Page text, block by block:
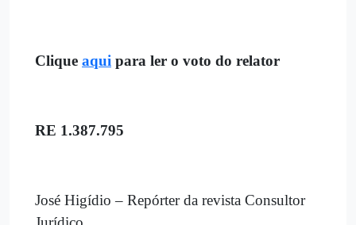
Clique aqui para ler o voto do relator
RE 1.387.795
José Higídio – Repórter da revista Consultor